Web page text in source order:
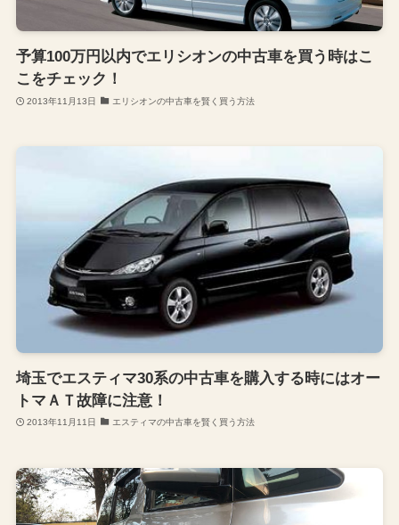
予算100万円以内でエリシオンの中古車を買う時はこ
こをチェック！
2013年11月13日 エリシオンの中古車を賢く買う方法
埼玉でエスティマ30系の中古車を購入する時にはオー
トマＡＴ故障に注意！
2013年11月11日 エスティマの中古車を賢く買う方法